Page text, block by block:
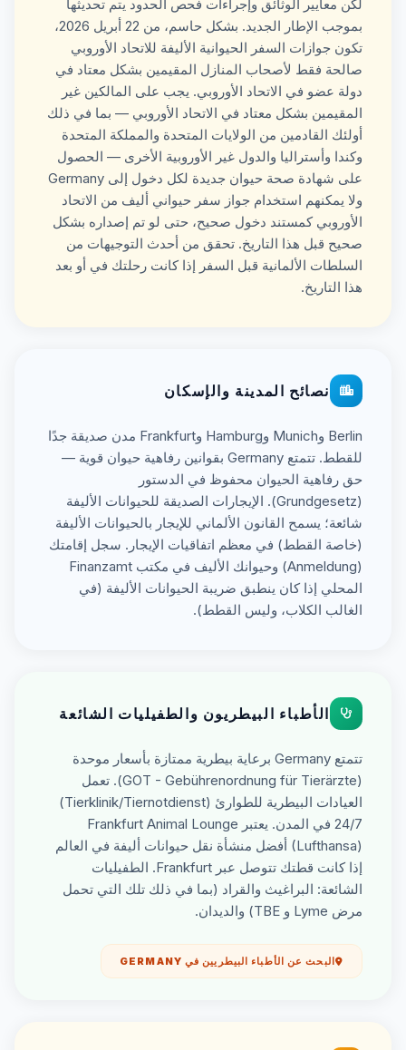
لكن معايير الوثائق وإجراءات فحص الحدود يتم تحديثها
بموجب الإطار الجديد. بشكل حاسم، من 22 أبريل 2026،
تكون جوازات السفر الحيوانية الأليفة للاتحاد الأوروبي
صالحة فقط لأصحاب المنازل المقيمين بشكل معتاد في
دولة عضو في الاتحاد الأوروبي. يجب على المالكين غير
المقيمين بشكل معتاد في الاتحاد الأوروبي — بما في ذلك
أولئك القادمين من الولايات المتحدة والمملكة المتحدة
وكندا وأستراليا والدول غير الأوروبية الأخرى — الحصول
على شهادة صحة حيوان جديدة لكل دخول إلى Germany
ولا يمكنهم استخدام جواز سفر حيواني أليف من الاتحاد
الأوروبي كمستند دخول صحيح، حتى لو تم إصداره بشكل
صحيح قبل هذا التاريخ. تحقق من أحدث التوجيهات من
السلطات الألمانية قبل السفر إذا كانت رحلتك في أو بعد
هذا التاريخ.
نصائح المدينة والإسكان
Berlin وMunich وHamburg وFrankfurt مدن صديقة جدًا
للقطط. تتمتع Germany بقوانين رفاهية حيوان قوية —
حق رفاهية الحيوان محفوظ في الدستور
(Grundgesetz). الإيجارات الصديقة للحيوانات الأليفة
شائعة؛ يسمح القانون الألماني للإيجار بالحيوانات الأليفة
(خاصة القطط) في معظم اتفاقيات الإيجار. سجل إقامتك
(Anmeldung) وحيوانك الأليف في مكتب Finanzamt
المحلي إذا كان ينطبق ضريبة الحيوانات الأليفة (في
الغالب الكلاب، وليس القطط).
الأطباء البيطريون والطفيليات الشائعة
تتمتع Germany برعاية بيطرية ممتازة بأسعار موحدة
(GOT - Gebührenordnung für Tierärzte). تعمل
العيادات البيطرية للطوارئ (Tierklinik/Tiernotdienst)
24/7 في المدن. يعتبر Frankfurt Animal Lounge
(Lufthansa) أفضل منشأة نقل حيوانات أليفة في العالم
إذا كانت قطتك تتوصل عبر Frankfurt. الطفيليات
الشائعة: البراغيث والقراد (بما في ذلك تلك التي تحمل
مرض Lyme و TBE) والديدان.
البحث عن الأطباء البيطريين في GERMANY